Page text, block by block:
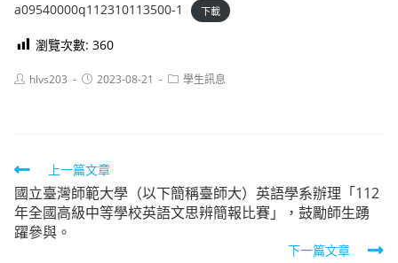
a09540000q112310113500-1 下載
瀏覽次數: 360
Posthlvs203
Post2023-08-21
Post學生訊息
Read
more
articles
上一篇文章
國立臺灣師範大學（以下簡稱臺師大）英語學系辦理「112
年全國高級中等學校英語文思辨簡報比賽」，鼓勵師生踴
躍參與。
下一篇文章